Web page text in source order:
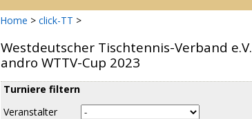
Home > click-TT >
Westdeutscher Tischtennis-Verband e.V.
andro WTTV-Cup 2023
Turniere filtern
Veranstalter